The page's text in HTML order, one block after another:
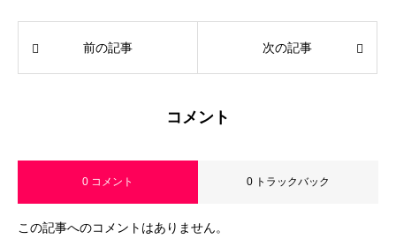
前の記事 次の記事
コメント
0 コメント 0 トラックバック
この記事へのコメントはありません。